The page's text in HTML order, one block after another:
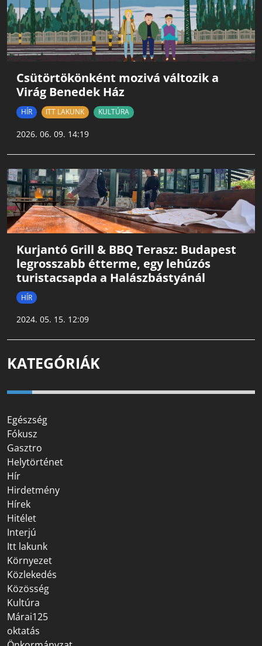
Csütörtökönként mozivá változik a
Virág Benedek Ház
HÍR ITT LAKUNK KULTÚRA
2026. 06. 09. 14:19
Kurjantó Grill & BBQ Terasz: Budapest
legrosszabb étterme, egy lehúzós
turistacsapda a Halászbástyánál
HÍR
2024. 05. 15. 12:09
KATEGÓRIÁK
Egészség
Fókusz
Gasztro
Helytörténet
Hír
Hirdetmény
Hírek
Hitélet
Interjú
Itt lakunk
Környezet
Közlekedés
Közösség
Kultúra
Márai125
oktatás